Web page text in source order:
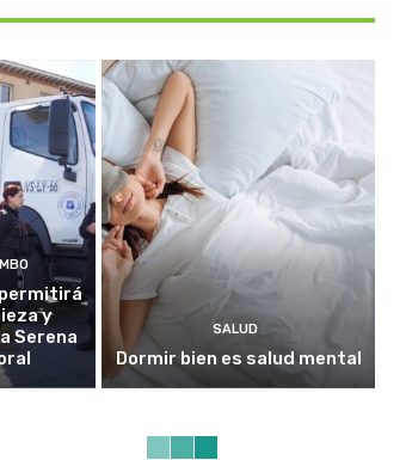
y
Serena
SALUD
Dormir bien es salud mental